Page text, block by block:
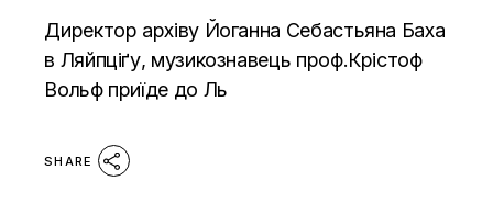
Директор архіву Йоганна Себастьяна Баха
в Ляйпціґу, музикознавець проф.Крістоф
Вольф приїде до Ль
SHARE